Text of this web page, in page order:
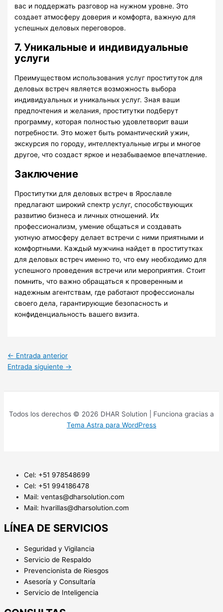
вас и поддержать разговор на нужном уровне. Это
создает атмосферу доверия и комфорта, важную для
успешных деловых переговоров.
7. Уникальные и индивидуальные
услуги
Преимуществом использования услуг проституток для
деловых встреч является возможность выбора
индивидуальных и уникальных услуг. Зная ваши
предпочтения и желания, проститутки подберут
программу, которая полностью удовлетворит ваши
потребности. Это может быть романтический ужин,
экскурсия по городу, интеллектуальные игры и многое
другое, что создаст яркое и незабываемое впечатление.
Заключение
Проститутки для деловых встреч в Ярославле
предлагают широкий спектр услуг, способствующих
развитию бизнеса и личных отношений. Их
профессионализм, умение общаться и создавать
уютную атмосферу делает встречи с ними приятными и
комфортными. Каждый мужчина найдет в проститутках
для деловых встреч именно то, что ему необходимо для
успешного проведения встречи или мероприятия. Стоит
помнить, что важно обращаться к проверенным и
надежным агентствам, где работают профессионалы
своего дела, гарантирующие безопасность и
конфиденциальность вашего визита.
← Entrada anterior
Entrada siguiente →
Todos los derechos © 2026 DHAR Solution | Funciona gracias a
Tema Astra para WordPress
Cel: +51 978548699
Cel: +51 994186478
Mail: ventas@dharsolution.com
Mail: hvarillas@dharsolution.com
LÍNEA DE SERVICIOS
Seguridad y Vigilancia
Servicio de Respaldo
Prevencionista de Riesgos
Asesoría y Consultaría
Servicio de Inteligencia